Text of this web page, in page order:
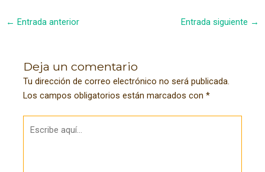
Navegación
← Entrada anterior Entrada siguiente →
Deja un comentario
Tu dirección de correo electrónico no será publicada.
Los campos obligatorios están marcados con*
aquí...